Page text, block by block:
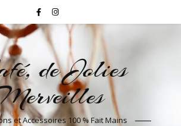
de Jolies
et Accessoires 100 % Fait Mains